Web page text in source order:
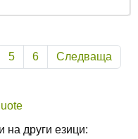
5 6 Следваща
на други езици: